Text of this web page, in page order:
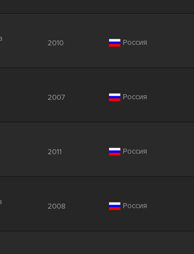
2010 Россия
2007 Россия
2011 Россия
2008 Россия